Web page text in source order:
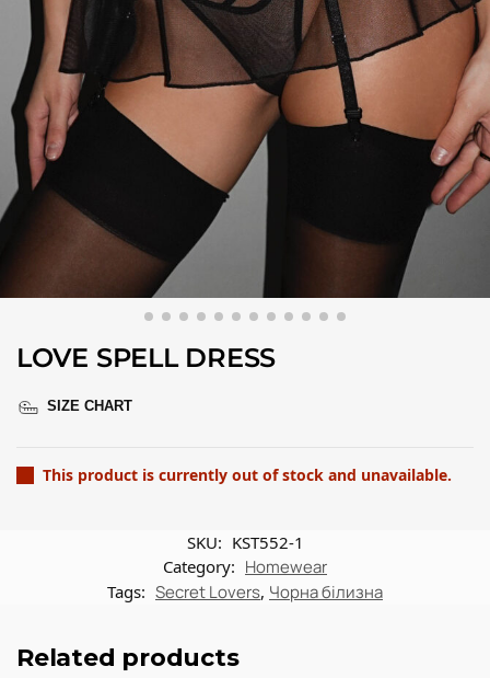
LOVE SPELL DRESS
SIZE CHART
This product is currently out of stock and unavailable.
SKU: KST552-1
Category: Homewear
Tags: Secret Lovers, Чорна білизна
Related products